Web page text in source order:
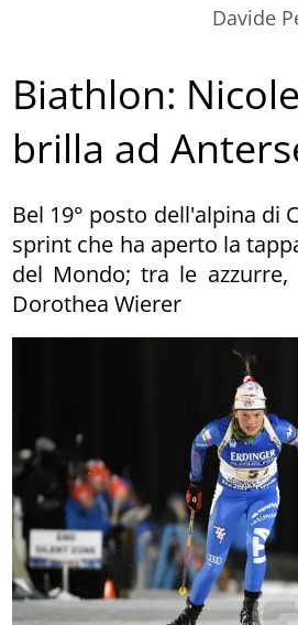
Davide
Biathlon:
brilla ad
Bel 19° posto dell'alpina di
sprint che ha aperto la
del Mondo; tra le
Dorothea Wierer